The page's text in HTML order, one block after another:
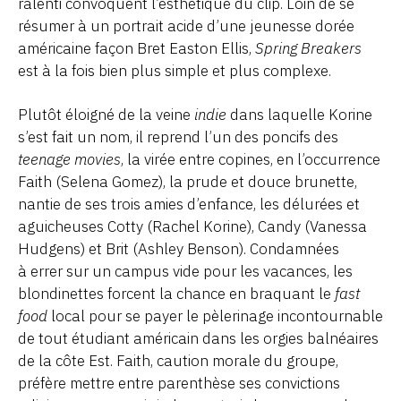
résumer à un portrait acide d’une jeunesse dorée
américaine façon Bret Easton Ellis, Spring Breakers
est à la fois bien plus simple et plus complexe.
Plutôt éloigné de la veine indie dans laquelle Korine
s’est fait un nom, il reprend l’un des poncifs des
teenage movies, la virée entre copines, en l’occurrence
Faith (Selena Gomez), la prude et douce brunette,
nantie de ses trois amies d’enfance, les délurées et
aguicheuses Cotty (Rachel Korine), Candy (Vanessa
Hudgens) et Brit (Ashley Benson). Condamnées
à errer sur un campus vide pour les vacances, les
blondinettes forcent la chance en braquant le fast
food local pour se payer le pèlerinage incontournable
de tout étudiant américain dans les orgies balnéaires
de la côte Est. Faith, caution morale du groupe,
préfère mettre entre parenthèse ses convictions